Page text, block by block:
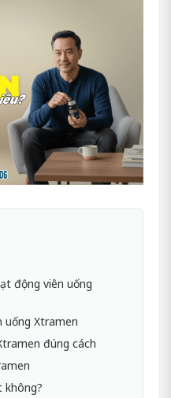
động viên uống
uống Xtramen
đúng cách
không?